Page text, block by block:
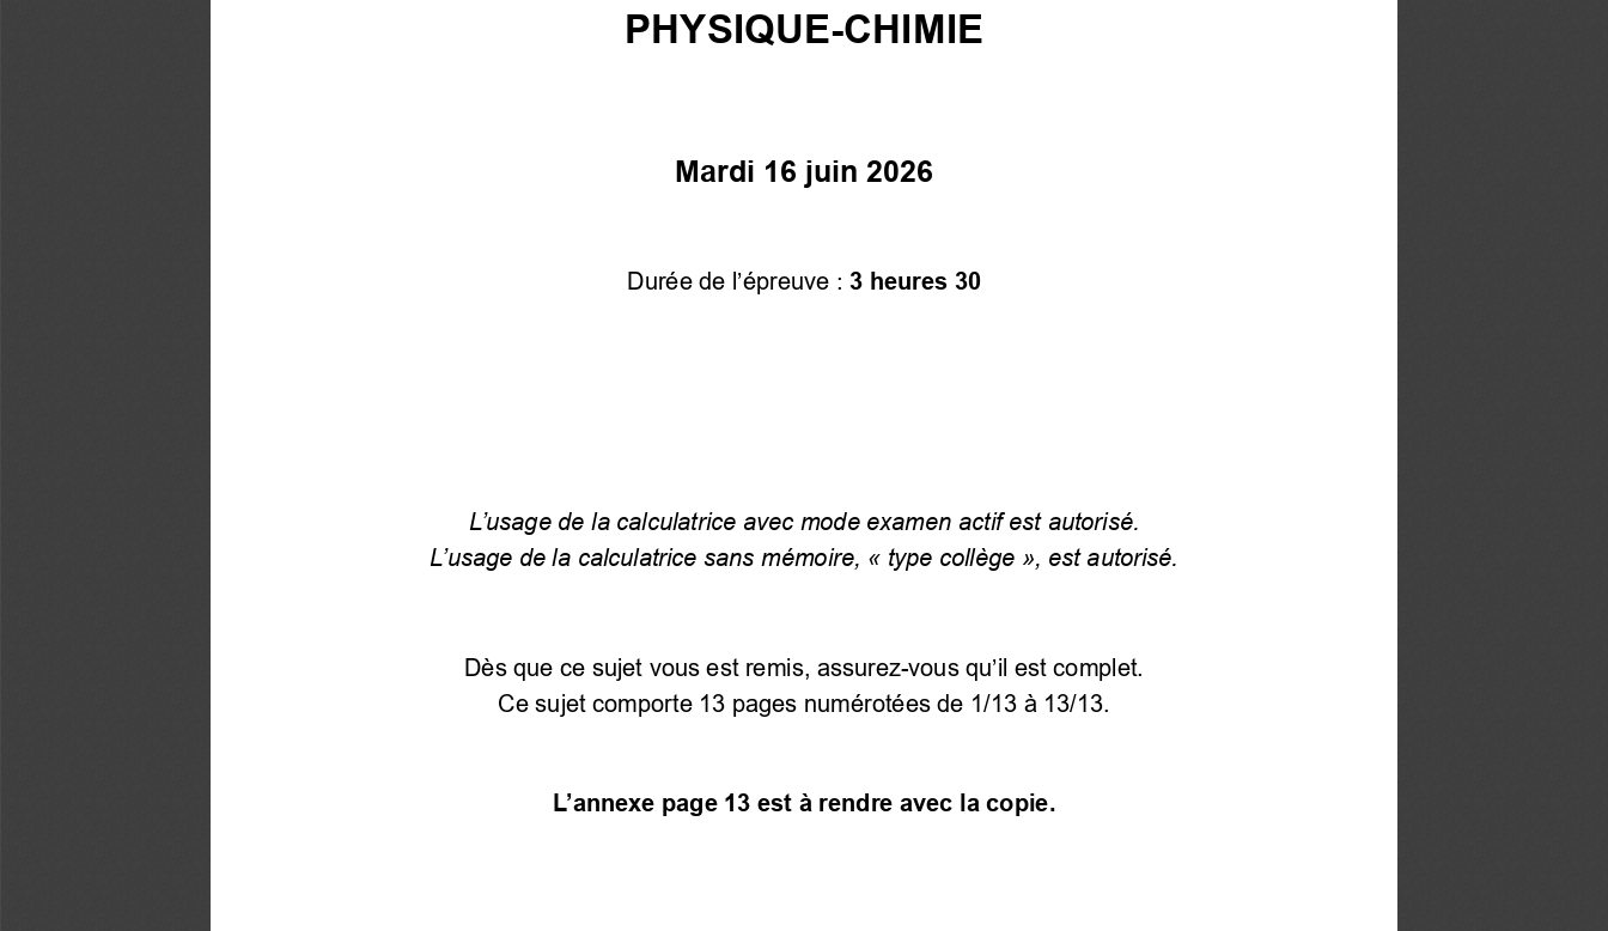
PHYSIQUE-CHIMIE
Mardi 16 juin 2026
Durée de l’épreuve : 3 heures 30
L’usage de la calculatrice avec mode examen actif est autorisé.
L’usage de la calculatrice sans mémoire, « type collège », est autorisé.
Dès que ce sujet vous est remis, assurez-vous qu’il est complet.
Ce sujet comporte 13 pages numérotées de 1/13 à 13/13.
L’annexe page 13 est à rendre avec la copie.